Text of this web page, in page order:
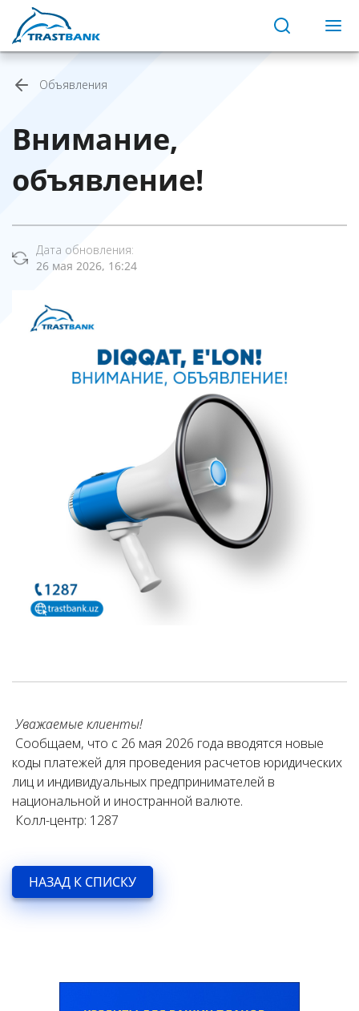
Объявления
Внимание,
объявление!
Дата обновления:
26 мая 2026, 16:24
Уважаемые клиенты!
Сообщаем, что с 26 мая 2026 года вводятся новые
коды платежей для проведения расчетов юридических
лиц и индивидуальных предпринимателей в
национальной и иностранной валюте.
Колл-центр: 1287
НАЗАД К СПИСКУ